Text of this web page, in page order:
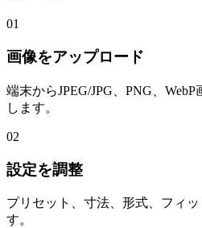
01
画像をアップロード
端末からJPEG/JPG、PNG、
します。
02
設定を調整
プリセット、寸法、形式、フィ
す。